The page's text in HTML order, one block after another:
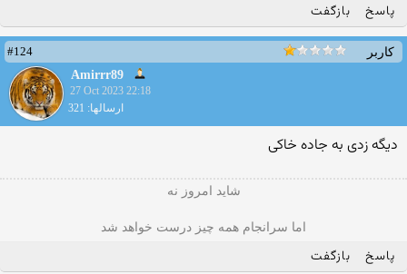
پاسخ بازگفت
کاربر
#124
Amirrr89
27 Oct 2023 22:18
ارسالها: 321
دیگه زدی به جاده خاکی
شاید امروز نه
اما سرانجام همه چیز درست خواهد شد
پاسخ بازگفت